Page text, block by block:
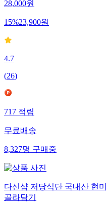
28,000원
15%23,900원
4.7
(26)
717적립
무료배송
8,327명구매중
다신샵 저당식단 국내산 현
골라담기